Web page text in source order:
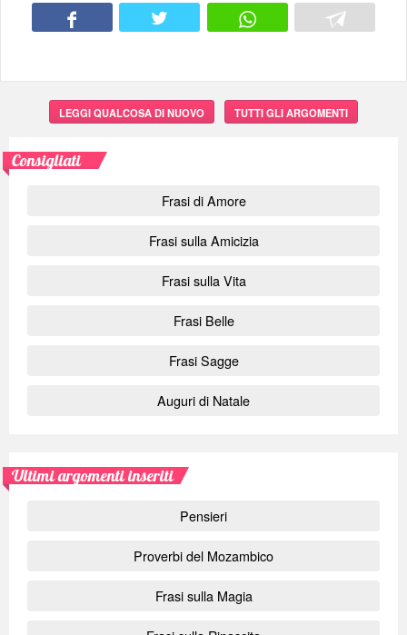
LEGGI QUALCOSA DI NUOVO TUTTI GLI ARGOMENTI
Consigliati
Frasi di Amore
Frasi sulla Amicizia
Frasi sulla Vita
Frasi Belle
Frasi Sagge
Auguri di Natale
Ultimi argomenti inseriti
Pensieri
Proverbi del Mozambico
Frasi sulla Magia